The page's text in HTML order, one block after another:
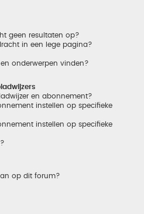
geen resultaten op?
in een lege pagina?
onderwerpen vinden?
en abonnement?
instellen op specifieke
instellen op specifieke
op dit forum?